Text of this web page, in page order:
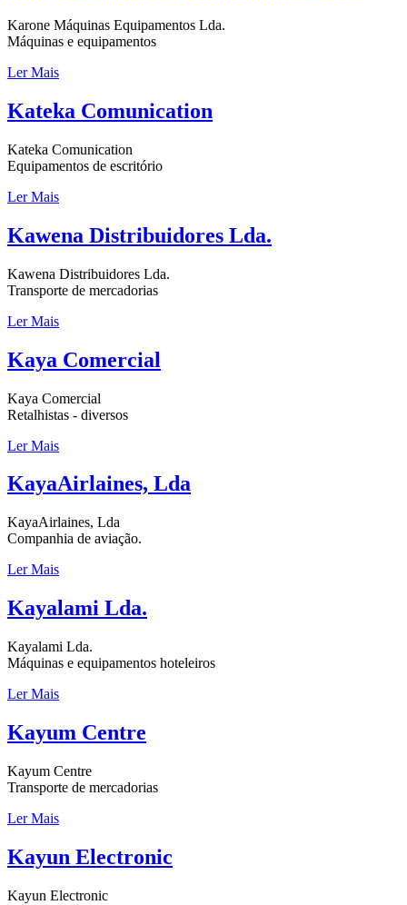
Karone Máquinas Equipamentos Lda.
Máquinas e equipamentos
Ler Mais
Kateka Comunication
Kateka Comunication
Equipamentos de escritório
Ler Mais
Kawena Distribuidores Lda.
Kawena Distribuidores Lda.
Transporte de mercadorias
Ler Mais
Kaya Comercial
Kaya Comercial
Retalhistas - diversos
Ler Mais
KayaAirlaines, Lda
KayaAirlaines, Lda
Companhia de aviação.
Ler Mais
Kayalami Lda.
Kayalami Lda.
Máquinas e equipamentos hoteleiros
Ler Mais
Kayum Centre
Kayum Centre
Transporte de mercadorias
Ler Mais
Kayun Electronic
Kayun Electronic